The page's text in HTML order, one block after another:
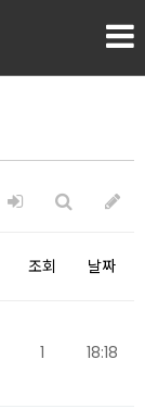
조회 날짜
1 18:18